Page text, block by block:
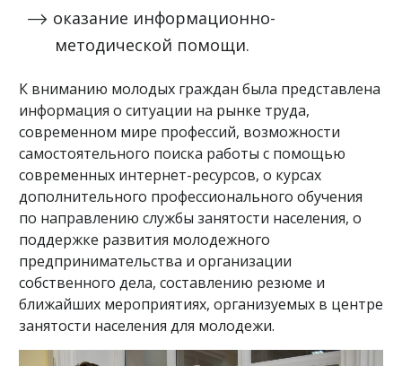
оказание информационно-
методической помощи.
К вниманию молодых граждан была представлена
информация о ситуации на рынке труда,
современном мире профессий, возможности
самостоятельного поиска работы с помощью
современных интернет-ресурсов, о курсах
дополнительного профессионального обучения
по направлению службы занятости населения, о
поддержке развития молодежного
предпринимательства и организации
собственного дела, составлению резюме и
ближайших мероприятиях, организуемых в центре
занятости населения для молодежи.